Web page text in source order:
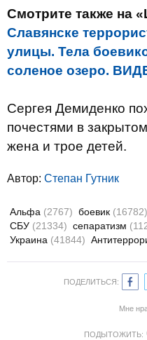
Смотрите также на
Славянске
улицы. Тела
соленое озеро.
Сергея Демиденко
почестями в
жена и трое детей.
Автор: Степан Гутник
Альфа (2767) боевик (16782)
СБУ (21334) сепаратизм
Украина (41844)
ПОДЕЛИТЬСЯ:
Мне
ПОДЫТОЖИТЬ: